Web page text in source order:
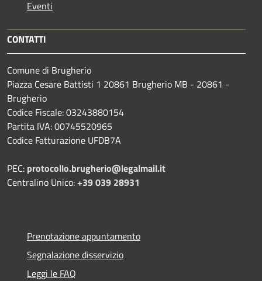
Eventi
CONTATTI
Comune di Brugherio
Piazza Cesare Battisti 1 20861 Brugherio MB - 20861 -
Brugherio
Codice Fiscale: 03243880154
Partita IVA: 00745520965
Codice Fatturazione UFDB7A
PEC: protocollo.brugherio@legalmail.it
Centralino Unico:+39 039 28931
Prenotazione appuntamento
Segnalazione disservizio
Leggi le FAQ